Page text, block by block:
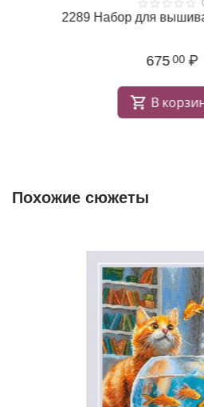
2289 Набор для
675 00 ₽
В
Похожие сюжеты